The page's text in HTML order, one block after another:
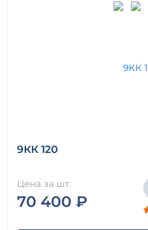
9КК 120
Цена за шт.
70 400 ₽